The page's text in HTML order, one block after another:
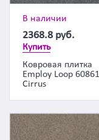
В наличии
2368.8 руб.
Купить
Ковровая плитка
Employ Loop
Cirrus